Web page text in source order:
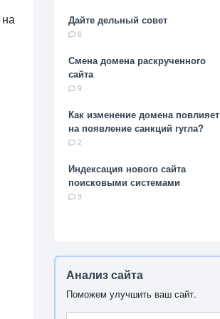
Дайте дельный совет
6
Смена домена раскрученного
сайта
9
Как изменение домена повлияет
на появление санкций гугла?
2
Индексация нового сайта
поисковыми системами
9
Анализ сайта
Поможем улучшить ваш сайт.